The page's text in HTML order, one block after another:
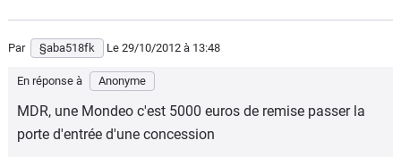
Par §aba518fk Le 29/10/2012 à 13:48
En réponse à Anonyme
MDR, une Mondeo c'est 5000 euros de remise passer la
porte d'entrée d'une concession